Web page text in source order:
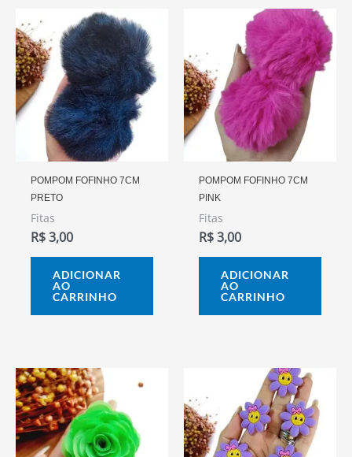
POMPOM FOFINHO 7CM
PRETO
Fitas
R$3,00
ADICIONAR
AO
CARRINHO
POMPOM FOFINHO 7CM
PINK
Fitas
R$3,00
ADICIONAR
AO
CARRINHO